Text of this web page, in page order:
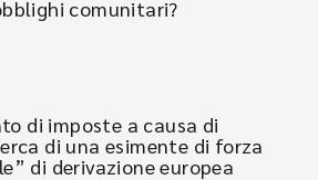
comunitari?
di imposte a causa di
di una esimente di forza
di derivazione europea